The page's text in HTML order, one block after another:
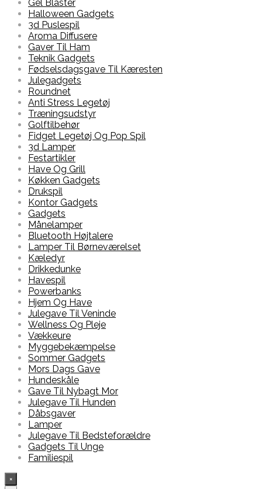
Gel Blaster
Halloween Gadgets
3d Puslespil
Aroma Diffusere
Gaver Til Ham
Teknik Gadgets
Fødselsdagsgave Til Kæresten
Julegadgets
Roundnet
Anti Stress Legetøj
Træningsudstyr
Golftilbehør
Fidget Legetøj Og Pop Spil
3d Lamper
Festartikler
Have Og Grill
Køkken Gadgets
Drukspil
Kontor Gadgets
Gadgets
Månelamper
Bluetooth Højtalere
Lamper Til Børneværelset
Kæledyr
Drikkedunke
Havespil
Powerbanks
Hjem Og Have
Julegave Til Veninde
Wellness Og Pleje
Vækkeure
Myggebekæmpelse
Sommer Gadgets
Mors Dags Gave
Hundeskåle
Gave Til Nybagt Mor
Julegave Til Hunden
Dåbsgaver
Lamper
Julegave Til Bedsteforældre
Gadgets Til Unge
Familiespil
×